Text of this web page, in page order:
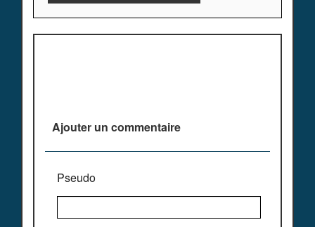
Ajouter un commentaire
Pseudo